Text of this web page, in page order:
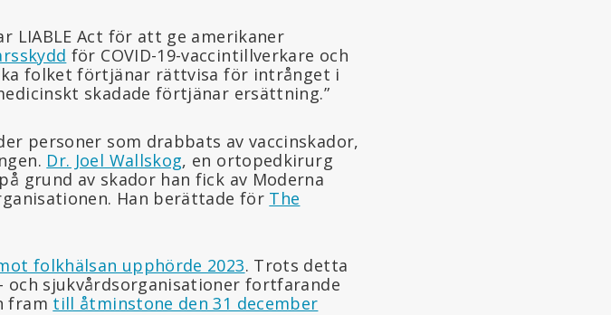
LIABLE Act för att ge amerikaner
för COVID-19-vaccintillverkare och
folket förtjänar rättvisa för intrånget i
skadade förtjänar ersättning.”
personer som drabbats av vaccinskador,
Dr. Joel Wallskog, en ortopedkirurg
grund av skador han fick av Moderna
Han berättade för The
folkhälsan upphörde 2023. Trots detta
och sjukvårdsorganisationer fortfarande
fram till åtminstone den 31 december